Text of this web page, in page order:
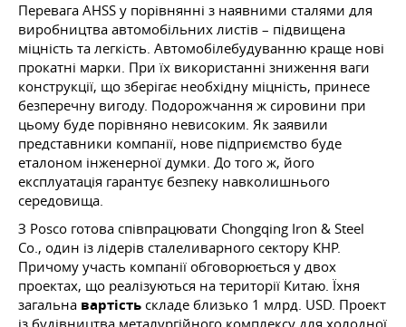
Перевага AHSS у порівнянні з наявними сталями для
виробництва автомобільних листів – підвищена
міцність та легкість. Автомобілебудуванню краще нові
прокатні марки. При їх використанні зниження ваги
конструкції, що зберігає необхідну міцність, принесе
безперечну вигоду. Подорожчання ж сировини при
цьому буде порівняно невисоким. Як заявили
представники компанії, нове підприємство буде
еталоном інженерної думки. До того ж, його
експлуатація гарантує безпеку навколишнього
середовища.
З Posco готова співпрацювати Chongqing Iron & Steel
Co., один із лідерів сталеливарного сектору КНР.
Причому участь компанії обговорюється у двох
проектах, що реалізуються на території Китаю. Їхня
загальна вартість складе близько 1 млрд. USD. Проект
із будівництва металургійного комплексу для холодної